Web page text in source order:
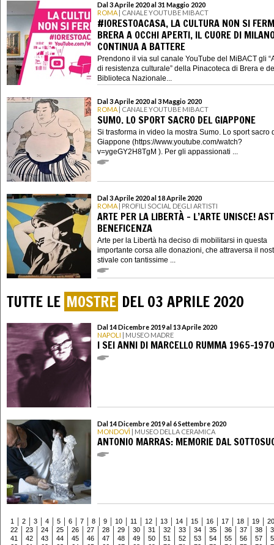
Dal 3 Aprile 2020 al 31 Maggio 2020
ROMA | CANALE YOUTUBE MIBACT
#IORESTOACASA, LA CULTURA NON SI
BRERA A OCCHI APERTI, IL CUORE DI
CONTINUA A BATTERE
Prendono il via sul canale YouTube del MiBACT gli
di resistenza culturale” della Pinacoteca di Brera e
Biblioteca Nazionale...
Dal 3 Aprile 2020 al 3 Maggio 2020
ROMA | CANALE YOUTUBE MIBACT
SUMO. LO SPORT SACRO DEL GIAPPONE
Si trasforma in video la mostra Sumo. Lo sport sacro
Giappone (https://www.youtube.com/watch?
v=ygeGY2H8TgM ). Per gli appassionati ...
Dal 3 Aprile 2020 al 18 Aprile 2020
ROMA | PROFILI SOCIAL DEGLI ARTISTI
ARTE PER LA LIBERTÀ - L’ARTE UNISCE!
BENEFICENZA
Arte per la Libertà ha deciso di mobilitarsi in questa
importante corsa alle donazioni, che attraversa il
stivale con tantissime ...
TUTTE LE MOSTRE DEL 03 APRILE 2020
Dal 14 Dicembre 2019 al 13 Aprile 2020
NAPOLI | MUSEO MADRE
I SEI ANNI DI MARCELLO RUMMA 1965-1970
Dal 14 Dicembre 2019 al 6 Settembre 2020
MONDOVÌ | MUSEO DELLA CERAMICA
ANTONIO MARRAS: MEMORIE DAL
1 2 3 4 5 6 7 8 9 10 11 12 13 14 15 16 17 18 19
20
22
23 24 25 26 27 28 29 30 31 32 33 34 35 36 37 38
41
42 43 44 45 46 47 48 49 50 51 52 53 54 55 56 57